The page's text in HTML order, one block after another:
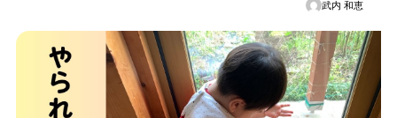
武内 和恵